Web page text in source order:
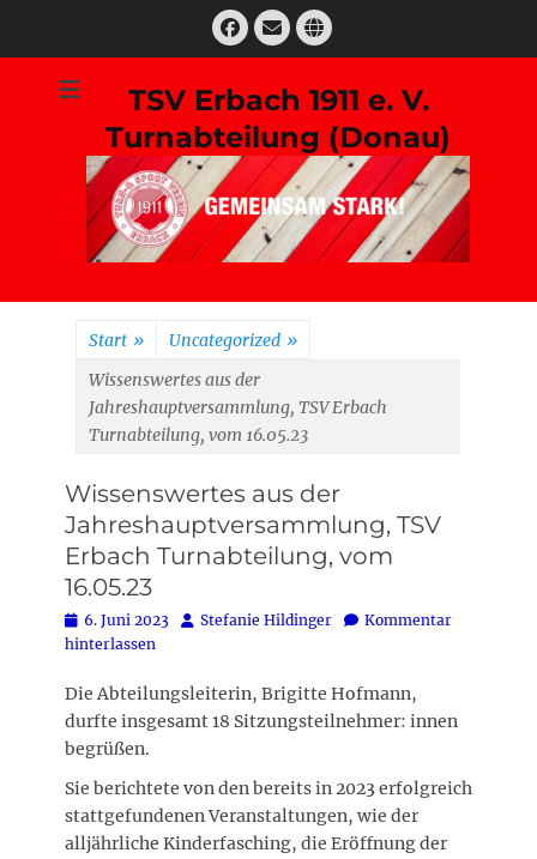
Facebook
E-
Mail
Website
TSV Erbach 1911 e. V.
Turnabteilung (Donau)
Start » Uncategorized »
Wissenswertes aus der
Jahreshauptversammlung, TSV Erbach
Turnabteilung, vom 16.05.23
Wissenswertes aus der
Jahreshauptversammlung, TSV
Erbach Turnabteilung, vom
16.05.23
Posted
on
6. Juni 2023 AutorStefanie Hildinger
Kommentar
hinterlassen
Die Abteilungsleiterin, Brigitte Hofmann,
durfte insgesamt 18 Sitzungsteilnehmer: innen
begrüßen.
Sie berichtete von den bereits in 2023 erfolgreich
stattgefundenen Veranstaltungen, wie der
alljährliche Kinderfasching, die Eröffnung der